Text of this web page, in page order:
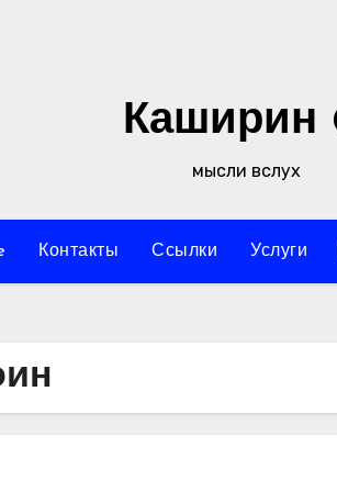
Каширин
мысли вслух
Контакты Ссылки Услуги